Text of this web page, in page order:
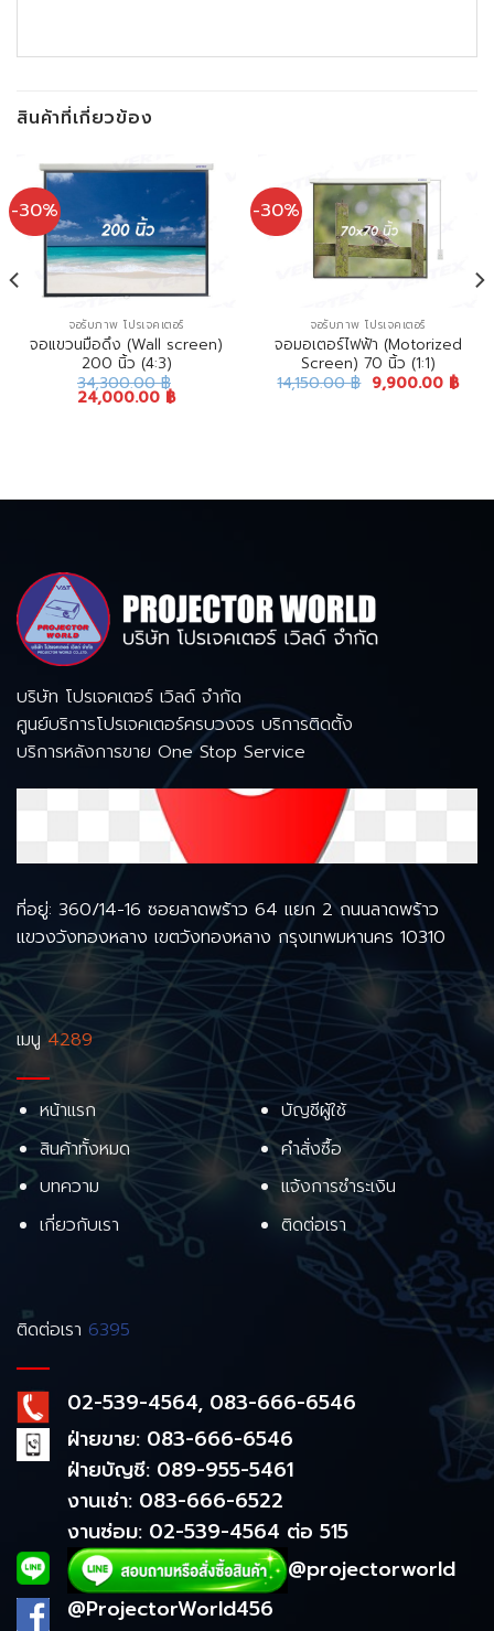
สินค้าที่เกี่ยวข้อง
-30%
จอรับภาพ โปรเจคเตอร์
จอแขวนมือดึง (Wall screen)
200 นิ้ว (4:3)
34,300.00฿
24,000.00 ฿
-30%
จอรับภาพ โปรเจคเตอร์
จอมอเตอร์ไฟฟ้า (Motorized
Screen) 70 นิ้ว (1:1)
14,150.00฿ 9,900.00 ฿
บริษัท โปรเจคเตอร์ เวิลด์ จำกัด
ศูนย์บริการโปรเจคเตอร์ครบวงจร บริการติดตั้ง
บริการหลังการขาย One Stop Service
ที่อยู่: 360/14-16 ซอยลาดพร้าว 64 แยก 2 ถนนลาดพร้าว
แขวงวังทองหลาง เขตวังทองหลาง กรุงเทพมหานคร 10310
เมนู4289
หน้าแรก
สินค้าทั้งหมด
บทความ
เกี่ยวกับเรา
บัญชีผู้ใช้
คำสั่งซื้อ
แจ้งการชำระเงิน
ติดต่อเรา
ติดต่อเรา 6395
02-539-4564, 083-666-6546
ฝ่ายขาย: 083-666-6546
ฝ่ายบัญชี: 089-955-5461
งานเช่า: 083-666-6522
งานซ่อม: 02-539-4564 ต่อ 515
@projectorworld
@ProjectorWorld456